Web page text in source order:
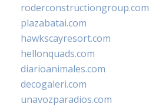
roderconstructiongroup.com
plazabatai.com
hawkscayresort.com
hellonquads.com
diarioanimales.com
decogaleri.com
unavozparadios.com